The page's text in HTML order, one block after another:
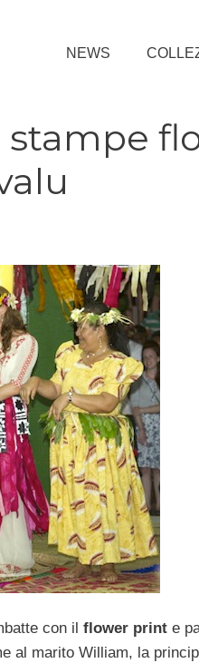
NEWS
con il flower print e
al marito William, la